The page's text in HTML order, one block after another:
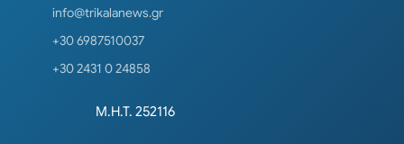
info@trikalanews.gr
+30 6987510037
+30 2431 0 24858
Μ.Η.Τ. 252116